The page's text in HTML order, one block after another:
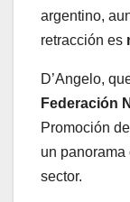
argentino,
retracción es
D’Angelo,
Federación
Promoción
un panorama
sector.